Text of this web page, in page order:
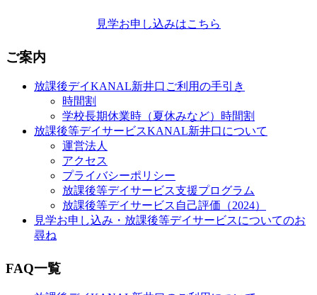
見学お申し込みはこちら
ご案内
放課後デイKANAL新井口ご利用の手引き
時間割
学校長期休業時（夏休みなど）時間割
放課後等デイサービスKANAL新井口について
運営法人
アクセス
プライバシーポリシー
放課後等デイサービス支援プログラム
放課後等デイサービス自己評価（2024）
見学お申し込み・放課後等デイサービスについてのお
尋ね
FAQ一覧